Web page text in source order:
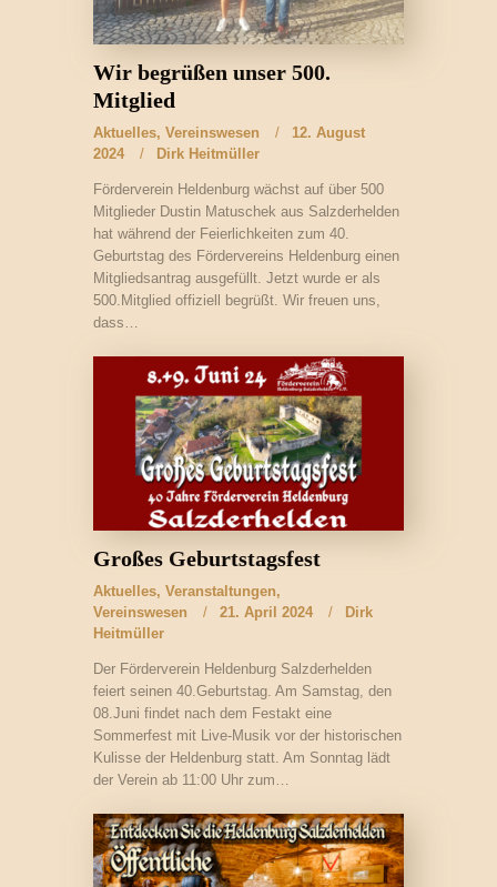
Wir begrüßen unser 500.
Mitglied
Aktuelles, Vereinswesen
12. August
2024
Dirk Heitmüller
Förderverein Heldenburg wächst auf über 500
Mitglieder Dustin Matuschek aus Salzderhelden
hat während der Feierlichkeiten zum 40.
Geburtstag des Fördervereins Heldenburg einen
Mitgliedsantrag ausgefüllt. Jetzt wurde er als
500.Mitglied offiziell begrüßt. Wir freuen uns,
dass…
Großes Geburtstagsfest
Aktuelles, Veranstaltungen,
Vereinswesen
21. April 2024
Dirk
Heitmüller
Der Förderverein Heldenburg Salzderhelden
feiert seinen 40.Geburtstag. Am Samstag, den
08.Juni findet nach dem Festakt eine
Sommerfest mit Live-Musik vor der historischen
Kulisse der Heldenburg statt. Am Sonntag lädt
der Verein ab 11:00 Uhr zum…